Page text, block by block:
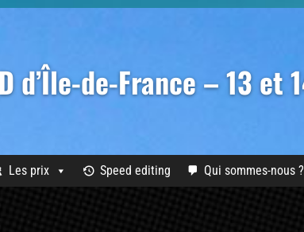
d’Île-de-France – 13 et
Les prix Speed editing Qui sommes-nous ?